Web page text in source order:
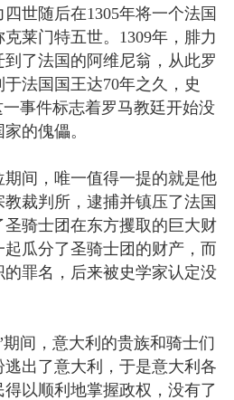
世随后在1305年将一个法国
莱门特五世。1309年，腓力
了法国的阿维尼翁，从此罗
法国国王达70年之久，史
事件标志着罗马教廷开始没
的傀儡。
间，唯一值得一提的就是他
裁判所，逮捕并镇压了法国
骑士团在东方攫取的巨大财
瓜分了圣骑士团的财产，而
罪名，后来被史学家认定没
间，意大利的贵族和骑士们
出了意大利，于是意大利各
以顺利地掌握政权，没有了